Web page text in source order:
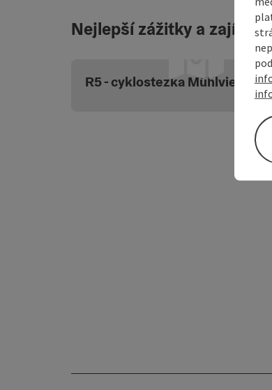
Nejlepší zážitky a
R5 - cyklostezka Mühlviertel